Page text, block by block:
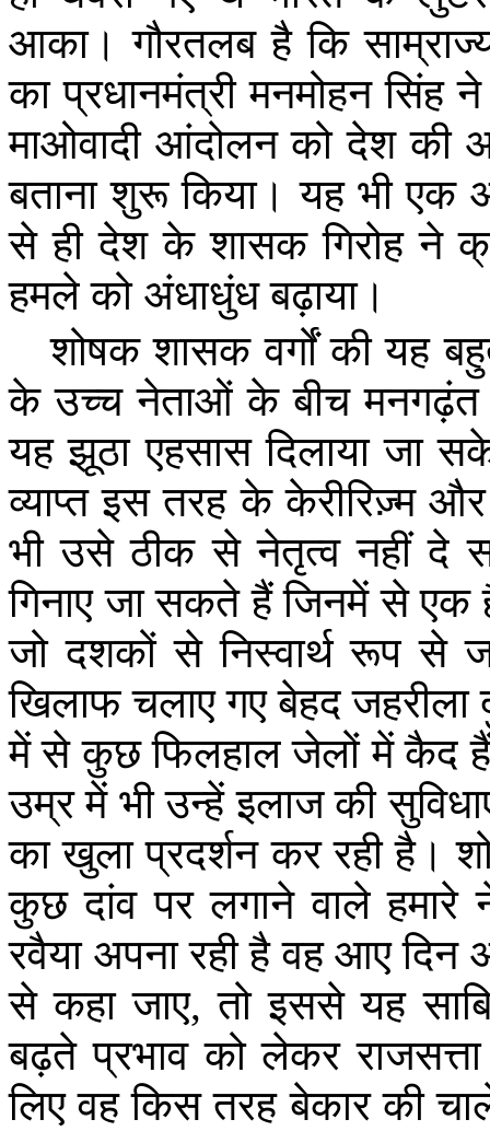
आका। गौरतलब है कि
का प्रधानमंत्री मनमोहन सिंह ने
माओवादी आंदोलन को देश की
बताना शुरू किया। यह भी एक
से ही देश के शासक गिरोह ने
हमले को अंधाधुंध बढ़ाया।
शोषक शासक वर्गों की यह
के उच्च नेताओं के बीच मनगढ़ंत
यह झूठा एहसास दिलाया जा
व्याप्त इस तरह के केरीरिज़्म और
भी उसे ठीक से नेतृत्व नहीं दे
गिनाए जा सकते हैं जिनमें से एक
जो दशकों से निस्वार्थ रूप से
खिलाफ चलाए गए बेहद जहरीला
में से कुछ फिलहाल जेलों में कैद हैं
उम्र में भी उन्हें इलाज की
का खुला प्रदर्शन कर रही है।
कुछ दांव पर लगाने वाले हमारे
रवैया अपना रही है वह आए दिन
से कहा जाए,तो इससे यह
बढ़ते प्रभाव को लेकर राजसत्ता
लिए वह किस तरह बेकार की